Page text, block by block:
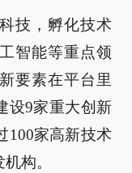
技，孵化技术
智能等重点领
要素在平台里
设9家重大创新
100家高新技术
构。